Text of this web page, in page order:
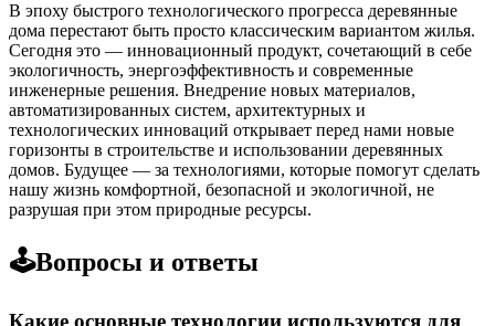
В эпоху быстрого технологического прогресса деревянные
дома перестают быть просто классическим вариантом жилья.
Сегодня это — инновационный продукт, сочетающий в себе
экологичность, энергоэффективность и современные
инженерные решения. Внедрение новых материалов,
автоматизированных систем, архитектурных и
технологических инноваций открывает перед нами новые
горизонты в строительстве и использовании деревянных
домов. Будущее — за технологиями, которые помогут сделать
нашу жизнь комфортной, безопасной и экологичной, не
разрушая при этом природные ресурсы.
🕹️Вопросы и ответы
Какие основные технологии используются для